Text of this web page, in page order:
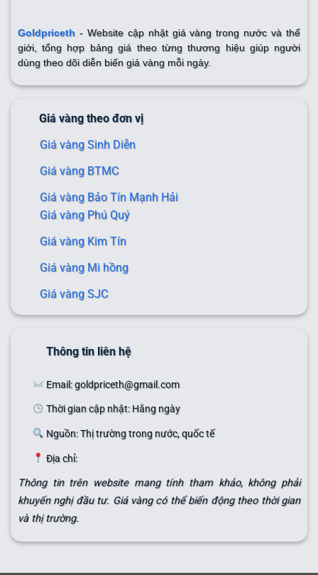
Goldpriceth- Website cập nhật giá vàng trong nước và thế
giới, tổng hợp bảng giá theo từng thương hiệu giúp người
dùng theo dõi diễn biến giá vàng mỗi ngày.
Giá vàng theo đơn vị
Giá vàng Sinh Diễn
Giá vàng BTMC
Giá vàng Bảo Tín Mạnh Hải
Giá vàng Phú Quý
Giá vàng Kim Tín
Giá vàng Mi hồng
Giá vàng SJC
Thông tin liên hệ
Email: goldpriceth@gmail.com
Thời gian cập nhật: Hằng ngày
Nguồn: Thị trường trong nước, quốc tế
Địa chỉ:
Thông tin trên website mang tính tham khảo, không phải
khuyến nghị đầu tư. Giá vàng có thể biến động theo thời gian
và thị trường.